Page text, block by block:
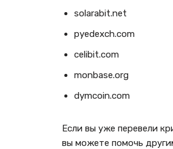
solarabit.net
pyedexch.com
celibit.com
monbase.org
dymcoin.com
Если вы уже перевели
вы можете помочь